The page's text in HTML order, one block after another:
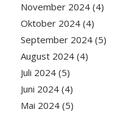
November 2024(4)
Oktober 2024(4)
September 2024(5)
August 2024(4)
Juli 2024(5)
Juni 2024(4)
Mai 2024(5)